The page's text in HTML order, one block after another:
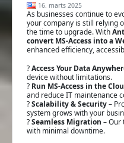
16. marts 2025
As businesses continue to
your company is still relying
the time to upgrade. With
convert MS-Access into a
enhanced efficiency,
?Access Your Data
device without limitations.
? Run MS-Access in the
and reduce IT maintenance
?Scalability & Security–
system grows with your
?Seamless Migration – Our
with minimal downtime.